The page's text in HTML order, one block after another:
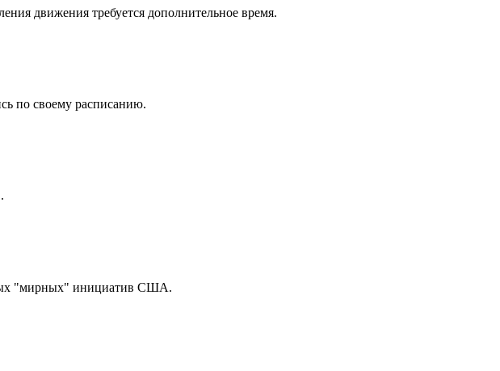
движения требуется дополнительное время.
по своему расписанию.
"мирных" инициатив США.